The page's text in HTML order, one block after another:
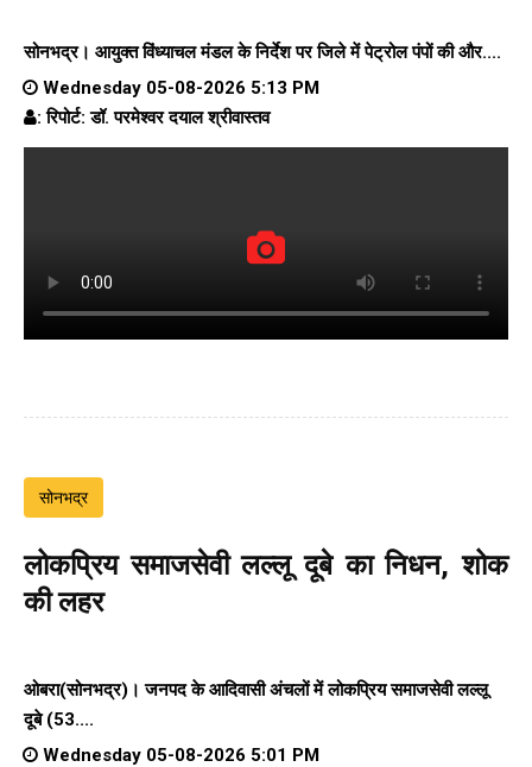
सोनभद्र। आयुक्त विंध्याचल मंडल के निर्देश पर जिले में पेट्रोल पंपों की और....
Wednesday 05-08-2026 5:13 PM
: रिपोर्ट: डॉ. परमेश्वर दयाल श्रीवास्तव
सोनभद्र
लोकप्रिय समाजसेवी लल्लू दूबे का निधन, शोक
की लहर
ओबरा(सोनभद्र)। जनपद के आदिवासी अंचलों में लोकप्रिय समाजसेवी लल्लू
दूबे (53....
Wednesday 05-08-2026 5:01 PM